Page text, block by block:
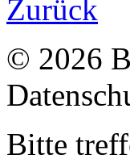
Zurück
© 2026
Bitte